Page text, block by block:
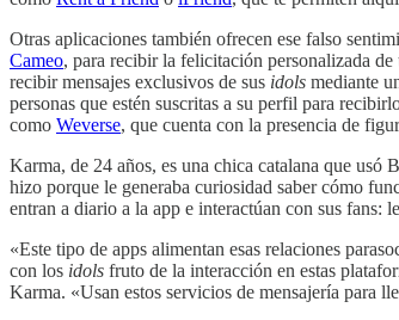
Otras aplicaciones también ofrecen ese falso
Cameo, para recibir la felicitación personalizada de
recibir mensajes exclusivos de sus idols mediante
personas que estén suscritas a su perfil para
como Weverse, que cuenta con la presencia de
Karma, de 24 años, es una chica catalana que
hizo porque le generaba curiosidad saber cómo
entran a diario a la app e interactúan con sus fans:
«Este tipo de apps alimentan esas relaciones
con los idols fruto de la interacción en estas
Karma. «Usan estos servicios de mensajería para